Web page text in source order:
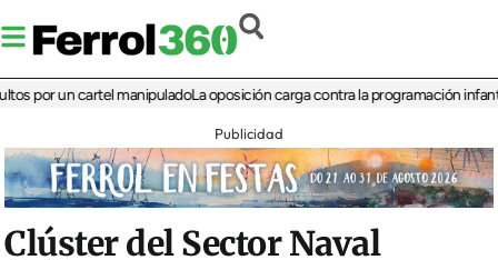
un cartel manipuladoLa oposición carga contra la programación infantil de
Publicidad
Clúster del Sector Naval